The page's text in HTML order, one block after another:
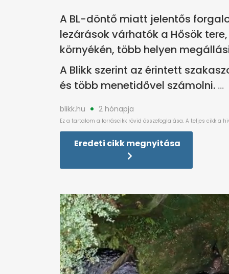
A BL-döntő miatt jelentős
lezárások várhatók a Hősök
környékén, több helyen
A Blikk szerint az érintett
és több menetidővel számolni.
blikk.hu 2 hónapja
Eredeti cikk megnyitása